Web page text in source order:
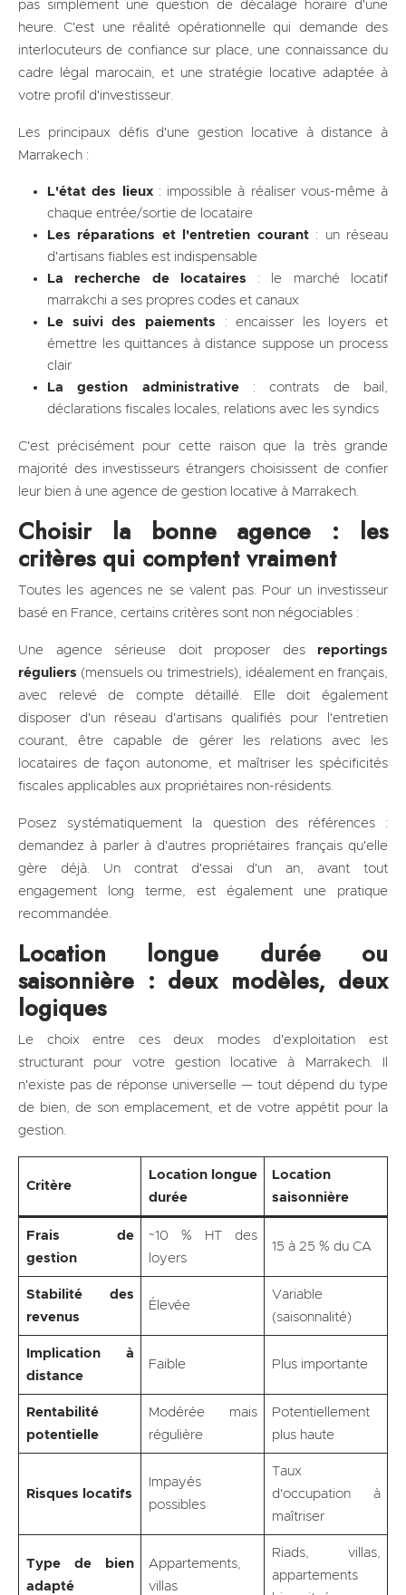
pas simplement une question de décalage horaire d'une
heure. C'est une réalité opérationnelle qui demande des
interlocuteurs de confiance sur place, une connaissance du
cadre légal marocain, et une stratégie locative adaptée à
votre profil d'investisseur.
Les principaux défis d'une gestion locative à distance à
Marrakech :
L'état des lieux: impossible à réaliser vous-même à
chaque entrée/sortie de locataire
Les réparations et l'entretien courant: un réseau
d'artisans fiables est indispensable
La recherche de locataires : le marché locatif
marrakchi a ses propres codes et canaux
Le suivi des paiements : encaisser les loyers et
émettre les quittances à distance suppose un process
clair
La gestion administrative: contrats de bail,
déclarations fiscales locales, relations avec les syndics
C'est précisément pour cette raison que la très grande
majorité des investisseurs étrangers choisissent de confier
leur bien à une agence de gestion locative à Marrakech.
Choisir la bonne agence : les
critères qui comptent vraiment
Toutes les agences ne se valent pas. Pour un investisseur
basé en France, certains critères sont non négociables :
Une agence sérieuse doit proposer des reportings
réguliers (mensuels ou trimestriels), idéalement en français,
avec relevé de compte détaillé. Elle doit également
disposer d'un réseau d'artisans qualifiés pour l'entretien
courant, être capable de gérer les relations avec les
locataires de façon autonome, et maîtriser les spécificités
fiscales applicables aux propriétaires non-résidents.
Posez systématiquement la question des références :
demandez à parler à d'autres propriétaires français qu'elle
gère déjà. Un contrat d'essai d'un an, avant tout
engagement long terme, est également une pratique
recommandée.
Location longue durée ou
saisonnière : deux modèles, deux
logiques
Le choix entre ces deux modes d'exploitation est
structurant pour votre gestion locative à Marrakech. Il
n'existe pas de réponse universelle — tout dépend du type
de bien, de son emplacement, et de votre appétit pour la
gestion.
Critère
Location longue
durée
Location
saisonnière
Frais de
gestion
~10 % HT des
loyers
15 à 25 % du CA
Stabilité des
revenus
Élevée
Variable
(saisonnalité)
Implication à
distance
Faible Plus importante
Rentabilité
potentielle
Modérée mais
régulière
Potentiellement
plus haute
Risques locatifs
Impayés
possibles
Taux
d'occupation à
maîtriser
Type de bien
adapté
Appartements,
villas
Riads, villas,
appartements